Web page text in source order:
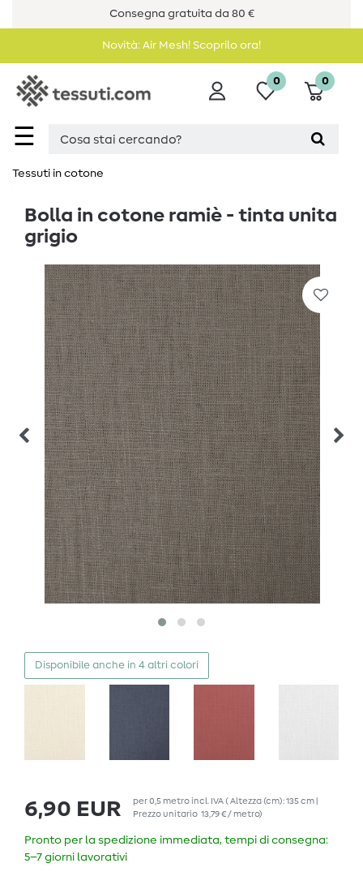
Consegna gratuita da 80 €
Novità: Air Mesh! Scoprilo ora!
☰
0 0
Tessuti in cotone
Bolla in cotone ramiè - tinta unita
grigio
Disponibile anche in 4 altri colori
6,90 EUR per0,5 metroincl. IVA( Altezza (cm): 135 cm |
Prezzo unitario 13,79 € / metro)
Pronto per la spedizione immediata, tempi di consegna:
5–7 giorni lavorativi